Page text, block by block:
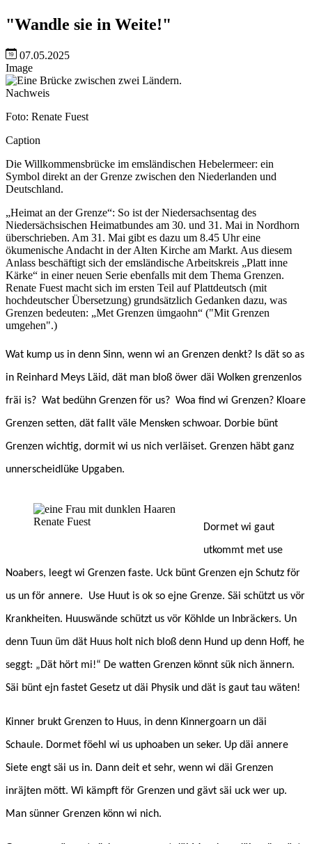
"Wandle sie in Weite!"
07.05.2025
Image
Nachweis
Foto: Renate Fuest
Caption
Die Willkommensbrücke im emsländischen Hebelermeer: ein
Symbol direkt an der Grenze zwischen den Niederlanden und
Deutschland.
„Heimat an der Grenze“: So ist der Niedersachsentag des
Niedersächsischen Heimatbundes am 30. und 31. Mai in Nordhorn
überschrieben. Am 31. Mai gibt es dazu um 8.45 Uhr eine
ökumenische Andacht in der Alten Kirche am Markt. Aus diesem
Anlass beschäftigt sich der emsländische Arbeitskreis „Platt inne
Kärke“ in einer neuen Serie ebenfalls mit dem Thema Grenzen.
Renate Fuest macht sich im ersten Teil auf Plattdeutsch (mit
hochdeutscher Übersetzung) grundsätzlich Gedanken dazu, was
Grenzen bedeuten: „Met Grenzen ümgaohn“ ("Mit Grenzen
umgehen".)
Wat kump us in denn Sinn, wenn wi an Grenzen denkt? Is dät so as
in Reinhard Meys Läid, dät man bloß öwer däi Wolken grenzenlos
fräi is? Wat bedühn Grenzen för us? Woa find wi Grenzen? Kloare
Grenzen setten, dät fallt väle Mensken schwoar. Dorbie bünt
Grenzen wichtig, dormit wi us nich verläiset. Grenzen häbt ganz
unnerscheidlüke Upgaben.
Renate Fuest Dormet wi gaut
utkommt met use
Noabers, leegt wi Grenzen faste. Uck bünt Grenzen ejn Schutz för
us un för annere. Use Huut is ok so ejne Grenze. Säi schützt us vör
Krankheiten. Huuswände schützt us vör Köhlde un Inbräckers. Un
denn Tuun üm dät Huus holt nich bloß denn Hund up denn Hoff, he
seggt: „Dät hört mi!“ De watten Grenzen könnt sük nich ännern.
Säi bünt ejn fastet Gesetz ut däi Physik und dät is gaut tau wäten!
Kinner brukt Grenzen to Huus, in denn Kinnergoarn un däi
Schaule. Dormet föehl wi us uphoaben un seker. Up däi annere
Siete engt säi us in. Dann deit et sehr, wenn wi däi Grenzen
inräjten mött. Wi kämpft för Grenzen und gävt säi uck wer up.
Man sünner Grenzen könn wi nich.